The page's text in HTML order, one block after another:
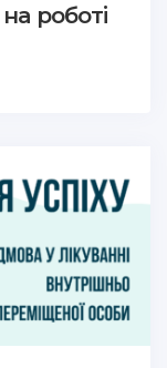
роботі